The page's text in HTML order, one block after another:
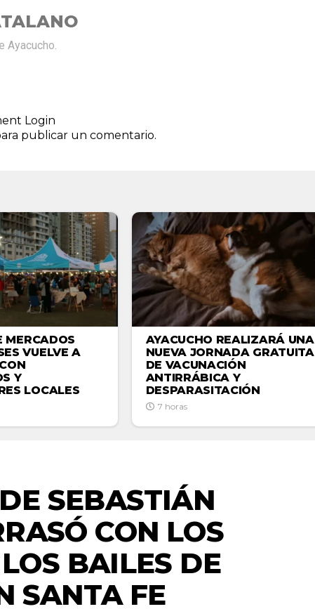
Ayacucho.
Login
publicar un comentario.
MERCADOS
VUELVE A
Y
LOCALES
AYACUCHO REALIZARÁ UNA
NUEVA JORNADA GRATUITA
DE VACUNACIÓN
ANTIRRÁBICA Y
DESPARASITACIÓN
7 horas
SEBASTIÁN
CON LOS
BAILES DE
SANTA FE